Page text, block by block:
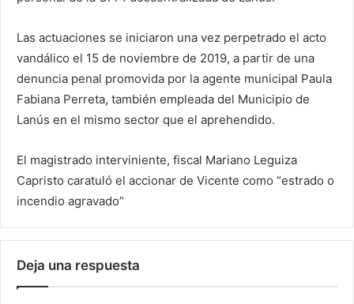
Las actuaciones se iniciaron una vez perpetrado el acto
vandálico el 15 de noviembre de 2019, a partir de una
denuncia penal promovida por la agente municipal Paula
Fabiana Perreta, también empleada del Municipio de
Lanús en el mismo sector que el aprehendido.
El magistrado interviniente, fiscal Mariano Leguiza
Capristo caratuló el accionar de Vicente como “estrado o
incendio agravado”
Deja una respuesta